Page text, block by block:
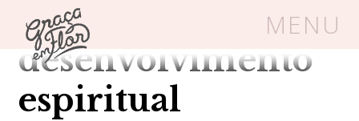
MENU
Um espaço seguro onde mulheres
cristãs podem florescer em Cristo
Tag Arquivos:
desenvolvimento
espiritual